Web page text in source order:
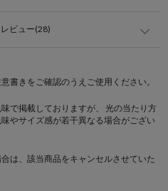
ビュー(28)
書きをご確認のうえご使用ください。
で掲載しておりますが、 光の当たり方
やサイズ感が若干異なる場合がござい
は、該当商品をキャンセルさせていた